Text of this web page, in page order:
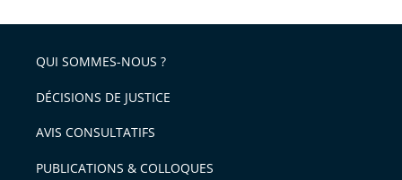
QUI SOMMES-NOUS ?
DÉCISIONS DE JUSTICE
AVIS CONSULTATIFS
PUBLICATIONS & COLLOQUES